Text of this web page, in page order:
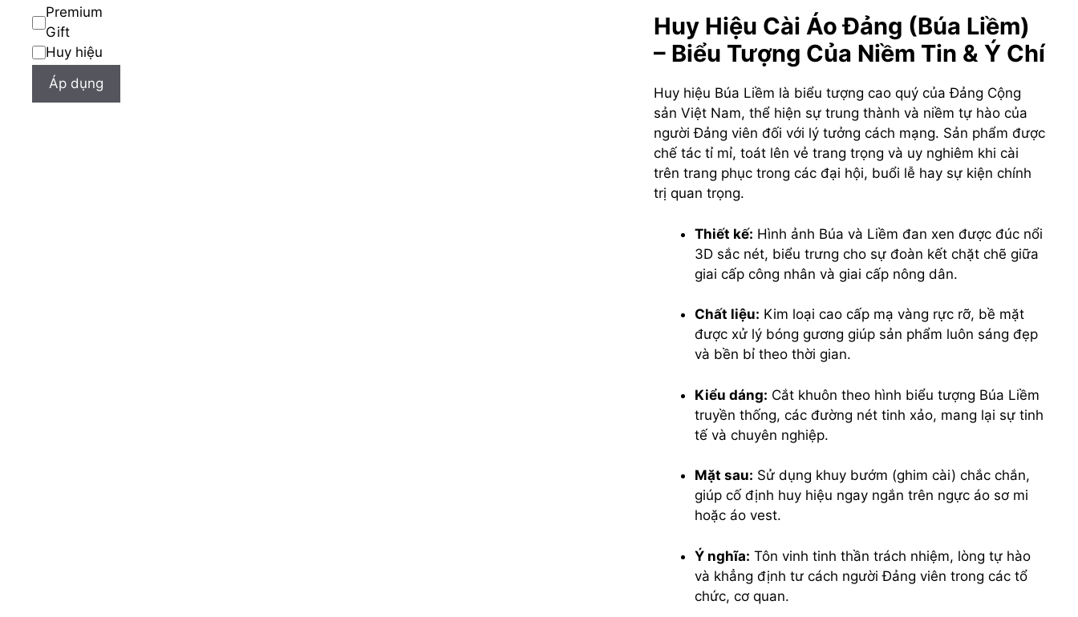
Huy Hiệu Cài Áo Đảng (Búa Liềm)
– Biểu Tượng Của Niềm Tin & Ý Chí
Huy hiệu Búa Liềm là biểu tượng cao quý của Đảng Cộng
sản Việt Nam, thể hiện sự trung thành và niềm tự hào của
người Đảng viên đối với lý tưởng cách mạng. Sản phẩm được
chế tác tỉ mỉ, toát lên vẻ trang trọng và uy nghiêm khi cài
trên trang phục trong các đại hội, buổi lễ hay sự kiện chính
trị quan trọng.
Thiết kế: Hình ảnh Búa và Liềm đan xen được đúc nổi
3D sắc nét, biểu trưng cho sự đoàn kết chặt chẽ giữa
giai cấp công nhân và giai cấp nông dân.
Chất liệu: Kim loại cao cấp mạ vàng rực rỡ, bề mặt
được xử lý bóng gương giúp sản phẩm luôn sáng đẹp
và bền bỉ theo thời gian.
Kiểu dáng: Cắt khuôn theo hình biểu tượng Búa Liềm
truyền thống, các đường nét tinh xảo, mang lại sự tinh
tế và chuyên nghiệp.
Mặt sau: Sử dụng khuy bướm (ghim cài) chắc chắn,
giúp cố định huy hiệu ngay ngắn trên ngực áo sơ mi
hoặc áo vest.
Ý nghĩa: Tôn vinh tinh thần trách nhiệm, lòng tự hào
và khẳng định tư cách người Đảng viên trong các tổ
chức, cơ quan.
mục
Premium
Gift
Huy hiệu
Áp dụng